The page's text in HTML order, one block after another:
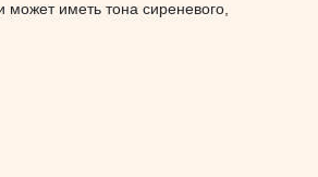
может иметь тона сиреневого,